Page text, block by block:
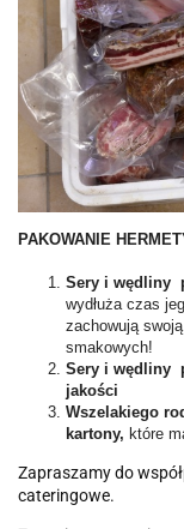
PAKOWANIE
Sery i wędliny
wydłuża czas
zachowują
smakowych!
Sery i wędliny
jakości
Wszelakiego
kartony, które
Zapraszamy do
cateringowe.